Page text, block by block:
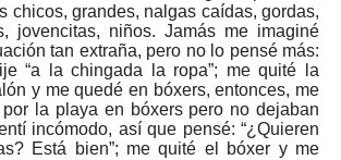
chicos, grandes, nalgas caídas, gordas,
jovencitas, niños. Jamás me imaginé
tan extraña, pero no lo pensé más:
“a la chingada la ropa”; me quité la
y me quedé en bóxers, entonces, me
la playa en bóxers pero no dejaban
incómodo, así que pensé: “¿Quieren
Está bien”; me quité el bóxer y me